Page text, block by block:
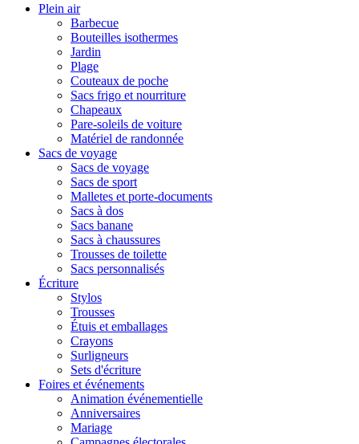
Plein air
Barbecue
Bouteilles isothermes
Jardin
Plage
Couteaux de poche
Sacs frigo et nourriture
Chapeaux
Pare-soleils de voiture
Matériel de randonnée
Sacs de voyage
Sacs de voyage
Sacs de sport
Malletes et porte-documents
Sacs à dos
Sacs banane
Sacs à chaussures
Trousses de toilette
Sacs personnalisés
Écriture
Stylos
Trousses
Étuis et emballages
Crayons
Surligneurs
Sets d'écriture
Foires et événements
Animation événementielle
Anniversaires
Mariage